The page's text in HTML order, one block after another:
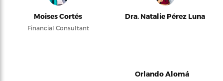
Moises Cortés
Financial Consultant
Dra. Natalie Pérez Luna
Orlando Alomá